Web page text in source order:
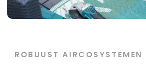
ROBUUST AIRCOSYSTEMEN